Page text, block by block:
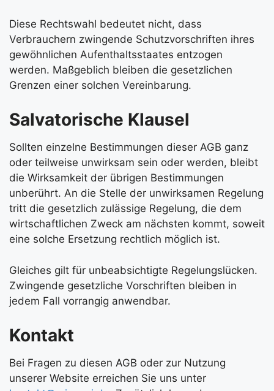
Diese Rechtswahl bedeutet nicht, dass
Verbrauchern zwingende Schutzvorschriften ihres
gewöhnlichen Aufenthaltsstaates entzogen
werden. Maßgeblich bleiben die gesetzlichen
Grenzen einer solchen Vereinbarung.
Salvatorische Klausel
Sollten einzelne Bestimmungen dieser AGB ganz
oder teilweise unwirksam sein oder werden, bleibt
die Wirksamkeit der übrigen Bestimmungen
unberührt. An die Stelle der unwirksamen Regelung
tritt die gesetzlich zulässige Regelung, die dem
wirtschaftlichen Zweck am nächsten kommt, soweit
eine solche Ersetzung rechtlich möglich ist.
Gleiches gilt für unbeabsichtigte Regelungslücken.
Zwingende gesetzliche Vorschriften bleiben in
jedem Fall vorrangig anwendbar.
Kontakt
Bei Fragen zu diesen AGB oder zur Nutzung
unserer Website erreichen Sie uns unter